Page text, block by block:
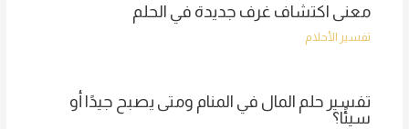
معنى اكتشاف غرف جديدة في الحلم
تفسير الأحلام
تفسير حلم المال في المنام ومتى يصبح جيدًا أو
سيئًا؟